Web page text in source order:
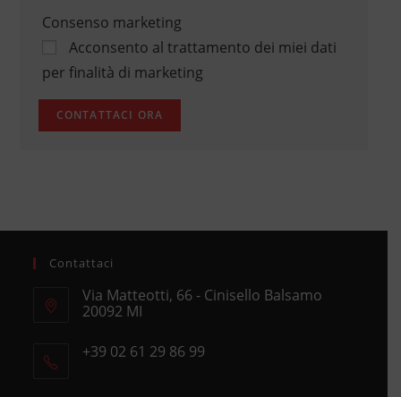
Consenso marketing
Acconsento al trattamento dei miei dati
per finalità di marketing
Contattaci
Via Matteotti, 66 - Cinisello Balsamo
20092 MI
in
+39 02 61 29 86 99